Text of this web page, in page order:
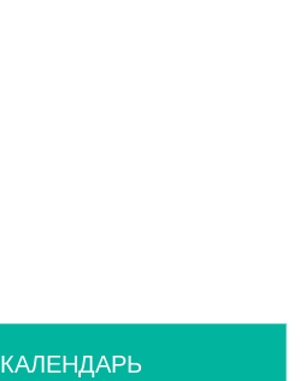
КАЛЕНДАРЬ